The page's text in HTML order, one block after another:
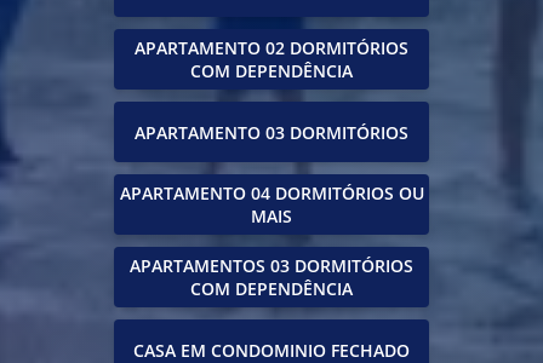
APARTAMENTO 02 DORMITÓRIOS
COM DEPENDÊNCIA
APARTAMENTO 03 DORMITÓRIOS
APARTAMENTO 04 DORMITÓRIOS OU
MAIS
APARTAMENTOS 03 DORMITÓRIOS
COM DEPENDÊNCIA
CASA EM CONDOMINIO FECHADO